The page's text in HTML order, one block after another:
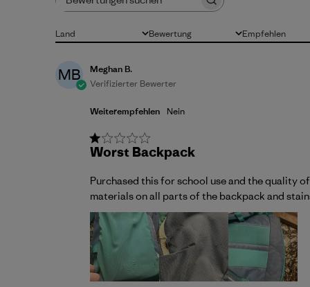
Bewertungen suchen
Bewertung
Alle Bewertungen
Land
Alle Empfehlen
Alle
MB
Meghan B.
Verifizierter Bewerter
Weiterempfehlen Nein
Worst Backpack
Purchased this for school use and the quality
materials on all parts of the backpack and